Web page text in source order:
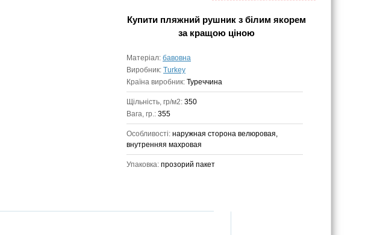
Купити пляжний рушник з білим якорем
за кращою ціною
Матеріал: бавовна
Виробник: Turkey
Країна виробник: Туреччина
Щільність, гр/м2: 350
Вага, гр.: 355
Особливості: наружная сторона велюровая,
внутренняя махровая
Упаковка: прозорий пакет